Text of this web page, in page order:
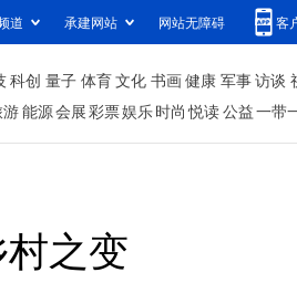
道 承建网站 网站无障碍 客
科创 量子 体育文化 书画健康 军事访谈
能源会展彩票娱乐时尚 悦读公益一带
之变